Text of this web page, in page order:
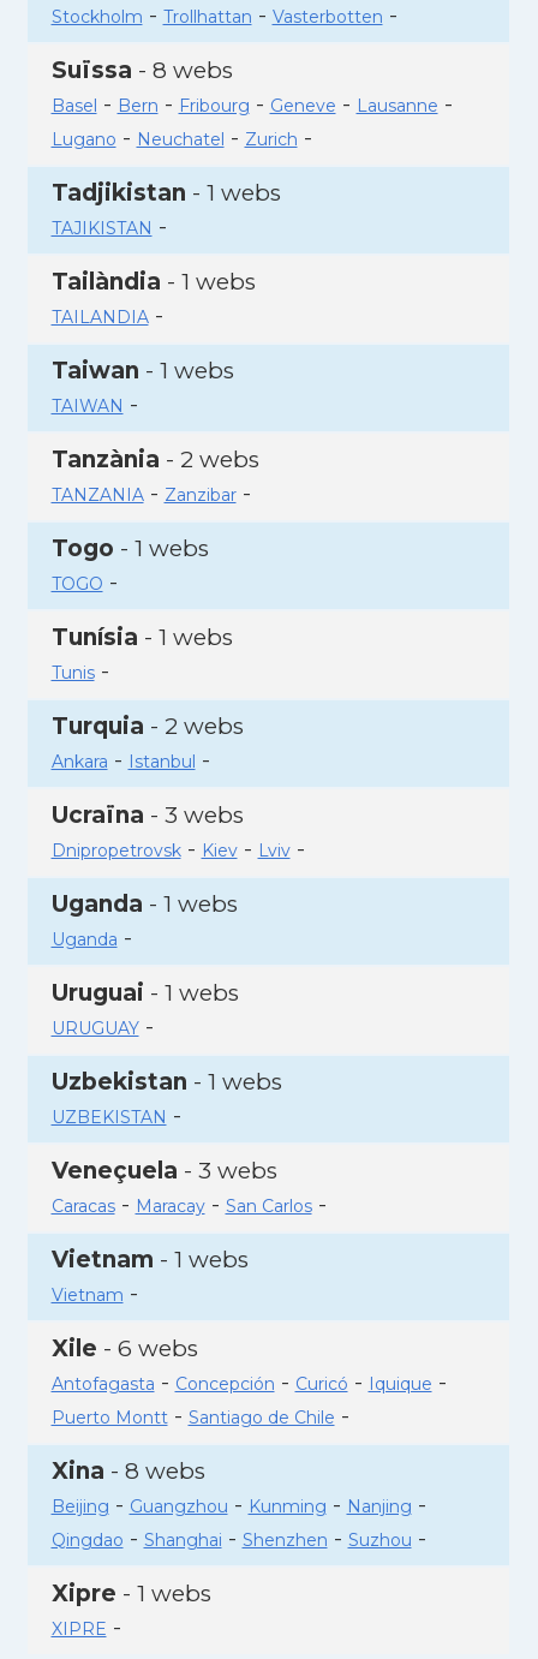
Stockholm - Trollhattan - Vasterbotten -
Suïssa - 8 webs
Basel - Bern - Fribourg - Geneve - Lausanne -
Lugano - Neuchatel - Zurich -
Tadjikistan - 1 webs
TAJIKISTAN -
Tailàndia - 1 webs
TAILANDIA-
Taiwan - 1 webs
TAIWAN -
Tanzània - 2 webs
TANZANIA- Zanzibar-
Togo - 1 webs
TOGO -
Tunísia - 1 webs
Tunis-
Turquia - 2 webs
Ankara - Istanbul -
Ucraïna - 3 webs
Dnipropetrovsk- Kiev- Lviv-
Uganda - 1 webs
Uganda -
Uruguai - 1 webs
URUGUAY-
Uzbekistan - 1 webs
UZBEKISTAN -
Veneçuela - 3 webs
Caracas- Maracay- San Carlos-
Vietnam - 1 webs
Vietnam -
Xile - 6 webs
Antofagasta - Concepción - Curicó - Iquique -
Puerto Montt- Santiago de Chile -
Xina - 8 webs
Beijing - Guangzhou - Kunming - Nanjing -
Qingdao - Shanghai - Shenzhen - Suzhou -
Xipre - 1 webs
XIPRE -